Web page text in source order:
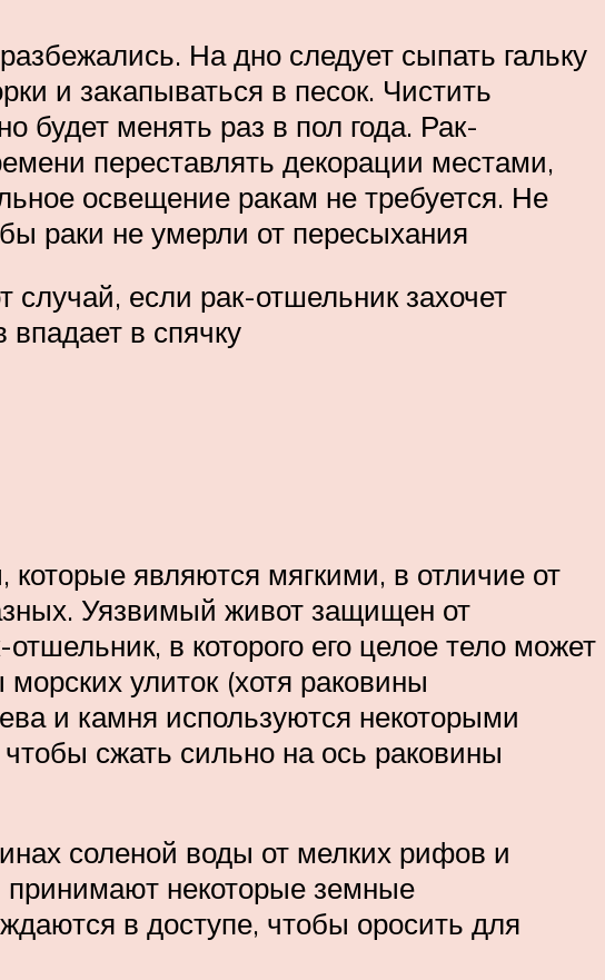
На дно следует сыпать гальку
и закапываться в песок. Чистить
будет менять раз в пол года. Рак-
переставлять декорации местами,
освещение ракам не требуется. Не
раки не умерли от пересыхания
если рак-отшельник захочет
в спячку
являются мягкими, в отличие от
Уязвимый живот защищен от
в которого его целое тело может
улиток (хотя раковины
и камня используются некоторыми
сжать сильно на ось раковины
соленой воды от мелких рифов и
принимают некоторые земные
в доступе, чтобы оросить для